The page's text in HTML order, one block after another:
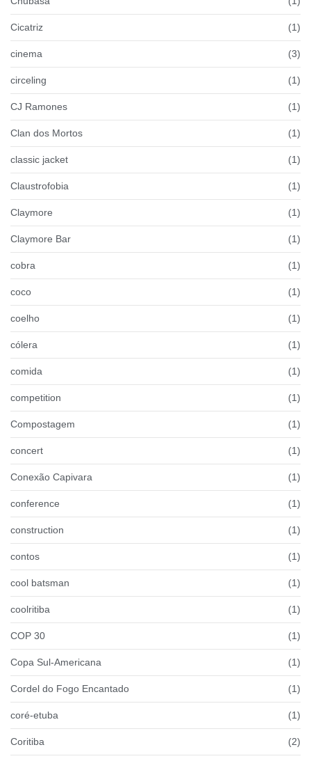
Cicatriz (1)
cinema (3)
circeling (1)
CJ Ramones (1)
Clan dos Mortos (1)
classic jacket (1)
Claustrofobia (1)
Claymore (1)
Claymore Bar (1)
cobra (1)
coco (1)
coelho (1)
cólera (1)
comida (1)
competition (1)
Compostagem (1)
concert (1)
Conexão Capivara (1)
conference (1)
construction (1)
contos (1)
cool batsman (1)
coolritiba (1)
COP 30 (1)
Copa Sul-Americana (1)
Cordel do Fogo Encantado (1)
coré-etuba (1)
Coritiba (2)